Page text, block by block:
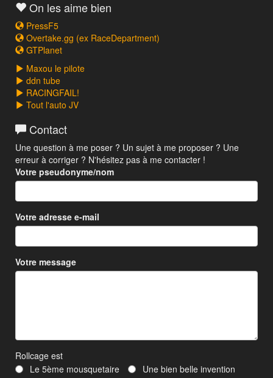
On les aime bien
PressF5
Overtake.gg (ex RaceDepartment)
GTPlanet
Maxou le pilote
ddn tube
RACINGFAIL!
Tout l'auto JV
Contact
Une question à me poser ? Un sujet à me proposer ? Une
erreur à corriger ? N'hésitez pas à me contacter !
Votre pseudonyme/nom
Votre adresse e-mail
Votre message
Rollcage est
Le 5ème mousquetaire
Une bien belle invention